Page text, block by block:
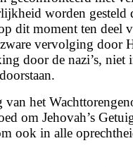
worden gesteld
dit moment ten
vervolging door
door de nazi’s,
het
om Jehovah’s
ook in alle